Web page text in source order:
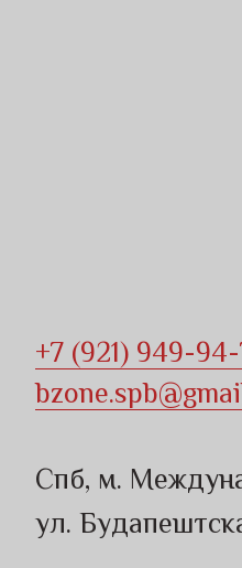
+7 (921) 949-
Спб, м.
ул.